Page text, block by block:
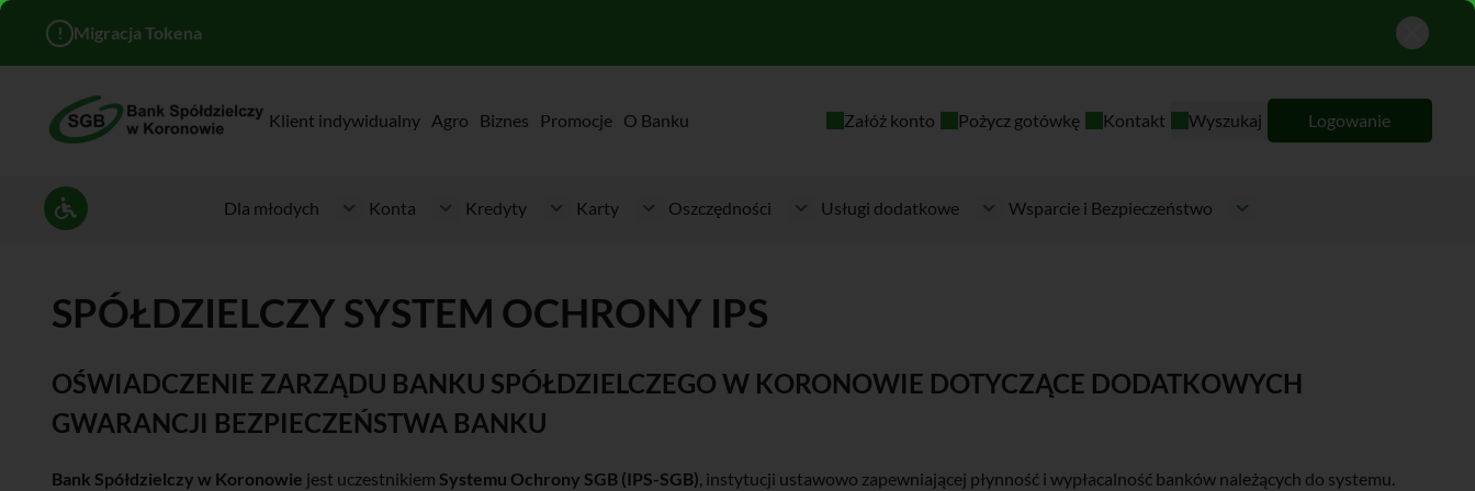
! Migracja Tokena
Ustawienia dostępności
Klient indywidualny Agro Biznes Promocje O Banku Załóż konto Pożycz gotówkę Kontakt Wyszukaj Logowanie
Dla młodych Konta Kredyty Karty Oszczędności Usługi dodatkowe Wsparcie i Bezpieczeństwo
SPÓŁDZIELCZY SYSTEM OCHRONY IPS
OŚWIADCZENIE ZARZĄDU BANKU SPÓŁDZIELCZEGO W KORONOWIE DOTYCZĄCE DODATKOWYCH
GWARANCJI BEZPIECZEŃSTWA BANKU
Bank Spółdzielczy w Koronowie jest uczestnikiem Systemu Ochrony SGB (IPS-SGB), instytucji ustawowo zapewniającej płynność i wypłacalność banków należących do systemu.